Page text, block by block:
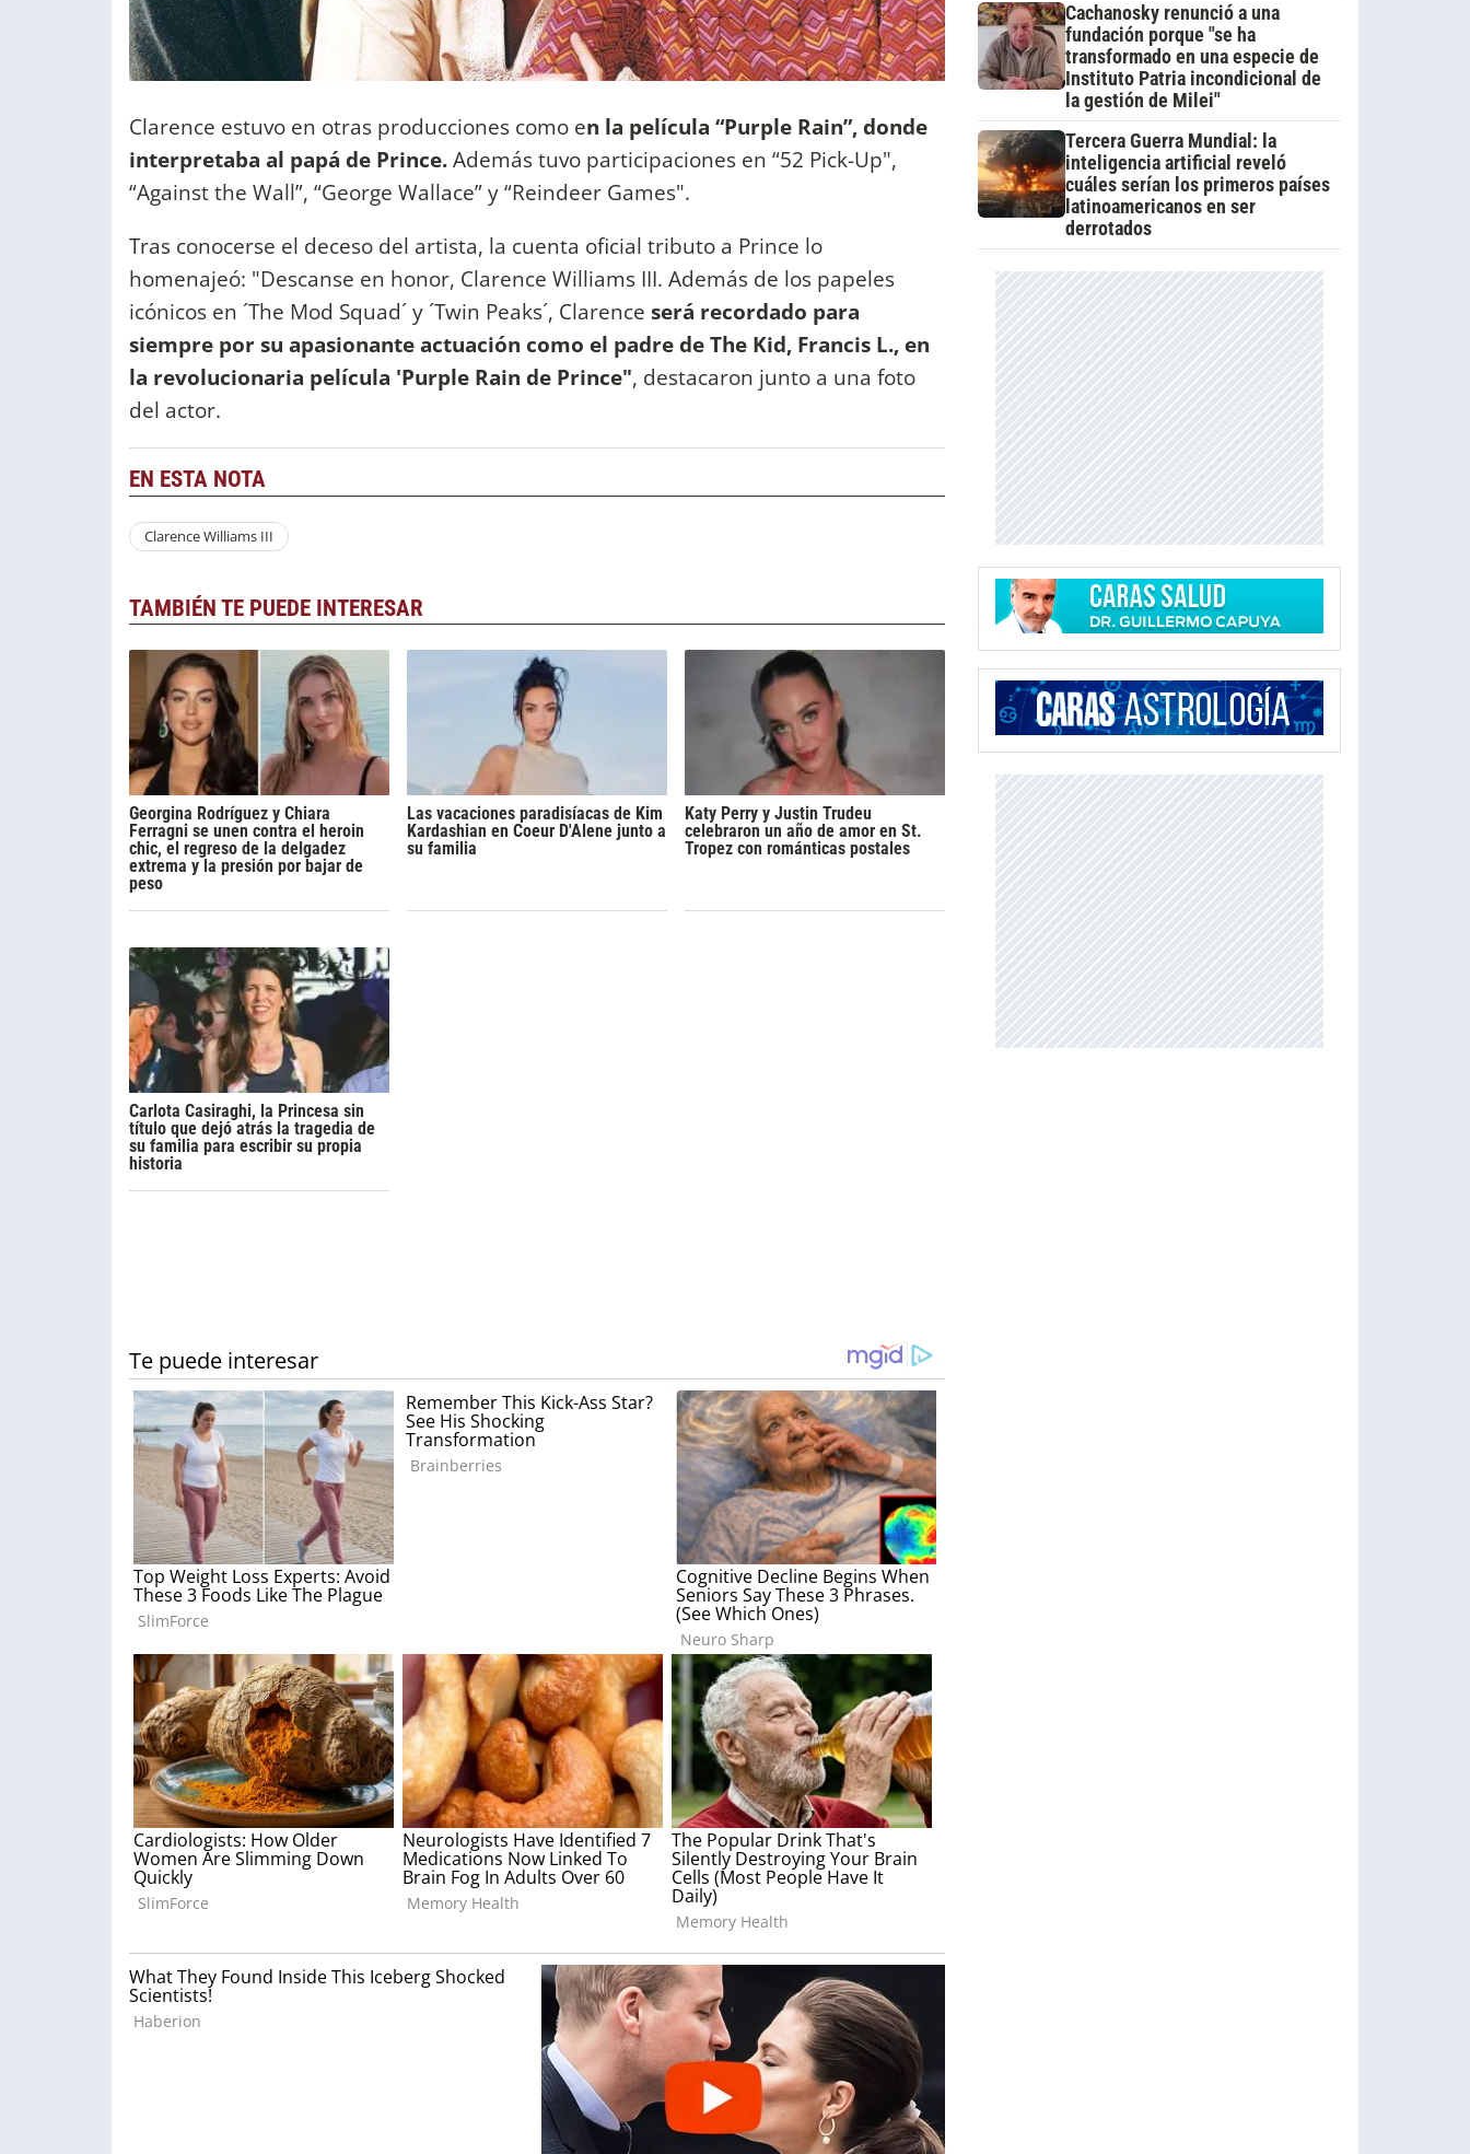
Clarence estuvo en otras producciones como en la película “Purple Rain”, donde
interpretaba al papá de Prince.Además tuvo participaciones en “52 Pick-Up",
“Against the Wall”, “George Wallace” y “Reindeer Games".
Tras conocerse el deceso del artista, la cuenta oficial tributo a Prince lo
homenajeó: "Descanse en honor, Clarence Williams III. Además de los papeles
icónicos en ´The Mod Squad´ y ´Twin Peaks´, Clarence será recordado para
siempre por su apasionante actuación como el padre de The Kid, Francis L., en
la revolucionaria película 'Purple Rain de Prince", destacaron junto a una foto
del actor.
EN ESTA NOTA
Clarence Williams III
TAMBIÉN TE PUEDE INTERESAR
Georgina Rodríguez y Chiara
Ferragni se unen contra el heroin
chic, el regreso de la delgadez
extrema y la presión por bajar de
peso
Las vacaciones paradisíacas de Kim
Kardashian en Coeur D'Alene junto a
su familia
Katy Perry y Justin Trudeu
celebraron un año de amor en St.
Tropez con románticas postales
Carlota Casiraghi, la Princesa sin
título que dejó atrás la tragedia de
su familia para escribir su propia
historia
Cachanosky renunció a una
fundación porque "se ha
transformado en una especie de
Instituto Patria incondicional de
la gestión de Milei"
Tercera Guerra Mundial: la
inteligencia artificial reveló
cuáles serían los primeros países
latinoamericanos en ser
derrotados